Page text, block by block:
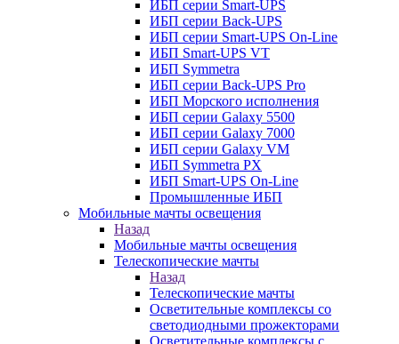
ИБП серии Smart-UPS
ИБП серии Back-UPS
ИБП серии Smart-UPS On-Line
ИБП Smart-UPS VT
ИБП Symmetra
ИБП серии Back-UPS Pro
ИБП Морского исполнения
ИБП серии Galaxy 5500
ИБП серии Galaxy 7000
ИБП серии Galaxy VM
ИБП Symmetra PX
ИБП Smart-UPS On-Line
Промышленные ИБП
Мобильные мачты освещения
Назад
Мобильные мачты освещения
Телескопические мачты
Назад
Телескопические мачты
Осветительные комплексы со
светодиодными прожекторами
Осветительные комплексы с